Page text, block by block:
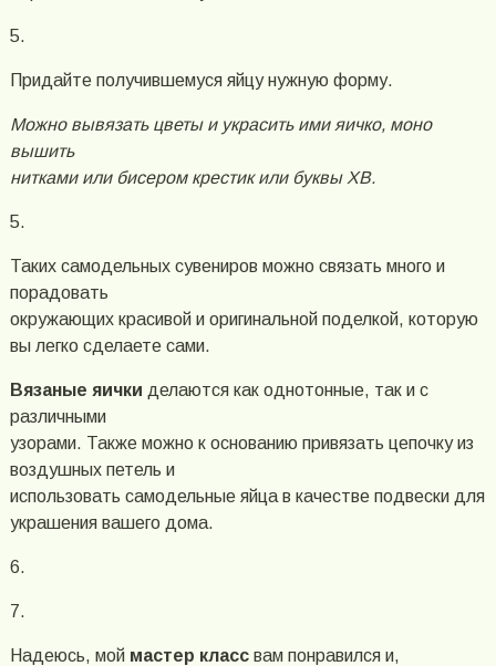
5.
Придайте получившемуся яйцу нужную форму.
Можно вывязать цветы и украсить ими яичко, моно
вышить
нитками или бисером крестик или буквы ХВ.
5.
Таких самодельных сувениров можно связать много и
порадовать
окружающих красивой и оригинальной поделкой, которую
вы легко сделаете сами.
Вязаные яички делаются как однотонные, так и с
различными
узорами. Также можно к основанию привязать цепочку из
воздушных петель и
использовать самодельные яйца в качестве подвески для
украшения вашего дома.
6.
7.
Надеюсь, мой мастер классвам понравился и,